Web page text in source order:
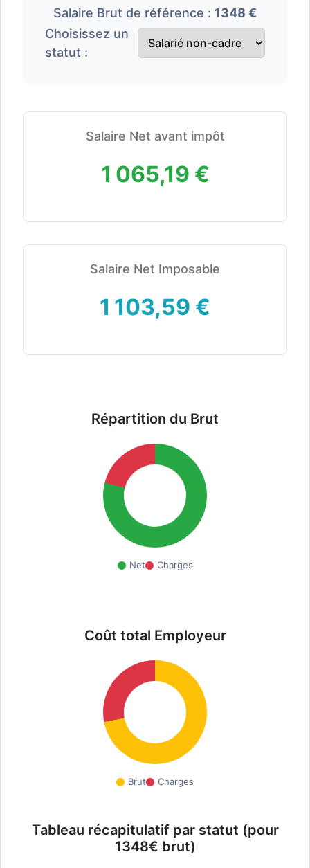
Salaire Brut de référence : 1348 €
Choisissez un
statut :
Salaire Net avant impôt
1 065,19 €
Salaire Net Imposable
1 103,59 €
Répartition du Brut
Net Charges
Coût total Employeur
Brut Charges
Tableau récapitulatif par statut (pour
1348€ brut)